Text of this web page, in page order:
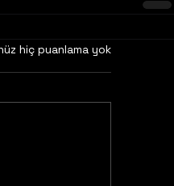
hiç puanlama yok